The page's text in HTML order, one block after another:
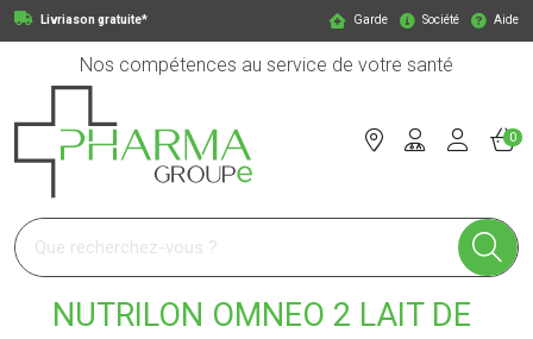
Livriason gratuite* Garde Société Aide
Nos compétences au service de votre santé
Pharmagroupe Votre pharmacie en ligne à votre service
0
NUTRILON OMNEO 2 LAIT DE